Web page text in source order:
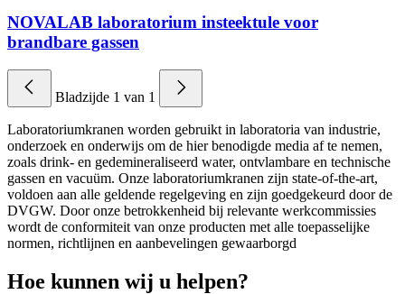
NOVALAB laboratorium insteektule voor
brandbare gassen
Bladzijde 1 van 1
Laboratoriumkranen worden gebruikt in laboratoria van industrie,
onderzoek en onderwijs om de hier benodigde media af te nemen,
zoals drink- en gedemineraliseerd water, ontvlambare en technische
gassen en vacuüm. Onze laboratoriumkranen zijn state-of-the-art,
voldoen aan alle geldende regelgeving en zijn goedgekeurd door de
DVGW. Door onze betrokkenheid bij relevante werkcommissies
wordt de conformiteit van onze producten met alle toepasselijke
normen, richtlijnen en aanbevelingen gewaarborgd
Hoe kunnen wij u helpen?